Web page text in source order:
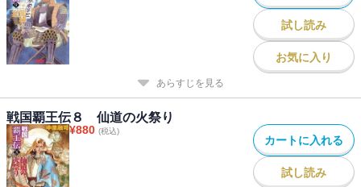
試し読み
お気に入り
あらすじを見る
戦国覇王伝８ 仙道の火祭り
¥880 (税込)
カートに入れる
試し読み